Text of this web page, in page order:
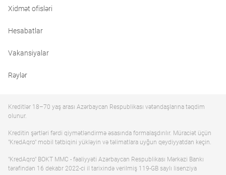
Xidmət ofisləri
Hesabatlar
Vakansiyalar
Rəylər
Kreditlər 18–70 yaş arası Azərbaycan Respublikası vətəndaşlarına təqdim
olunur.
Kreditin şərtləri fərdi qiymətləndirmə əsasında formalaşdırılır. Müraciət üçün
"KredAqro" mobil tətbiqini yükləyin və təlimatlara uyğun qeydiyyatdan keçin.
"KredAqro" BOKT MMC - fəaliyyəti Azərbaycan Respublikası Mərkəzi Bankı
tərəfindən 16 dekabr 2022-ci il tarixində verilmiş 119-GB saylı lisenziya